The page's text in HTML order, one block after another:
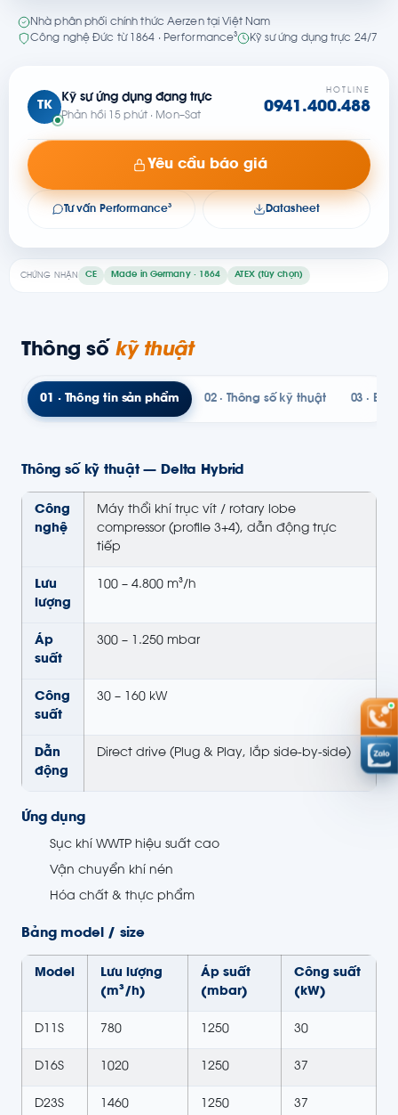
CHỨNG NHẬN CE Made in Germany · 1864 ATEX (tùy chọn)
Nhà phân phối chính thức Aerzen tại Việt Nam
Công nghệ Đức từ 1864 · Performance³
Kỹ sư ứng dụng trực 24/7
TK
Kỹ sư ứng dụng đang trực
Phản hồi 15 phút · Mon–Sat
HOTLINE
0941.400.488
Yêu cầu báo giá
Tư vấn Performance³ Datasheet
Thông số kỹ thuật
01 · Thông tin sản phẩm 02 · Thông số kỹ thuật 03 ·
Thông số kỹ thuật — Delta Hybrid
Công
nghệ
Máy thổi khí trục vít / rotary lobe
compressor (profile 3+4), dẫn động trực
tiếp
Lưu
lượng
100 – 4.800 m³/h
Áp
suất
300 – 1.250 mbar
Công
suất
30 – 160 kW
Dẫn
động
Direct drive (Plug & Play, lắp side-by-side)
Ứng dụng
Sục khí WWTP hiệu suất cao
Vận chuyển khí nén
Hóa chất & thực phẩm
Bảng model / size
Model
Lưu lượng
(m³/h)
Áp suất
(mbar)
Công suất
(kW)
D11S 780 1250 30
D16S 1020 1250 37
D23S 1460 1250 37